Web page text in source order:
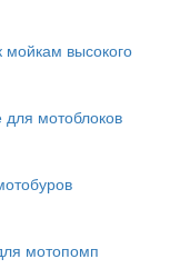
мойкам высокого
мотоблоков
мотопомп